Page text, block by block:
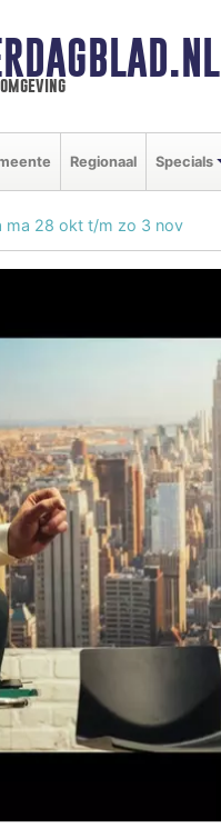
Regionaal Specials
ma 28 okt t/m zo 3 nov